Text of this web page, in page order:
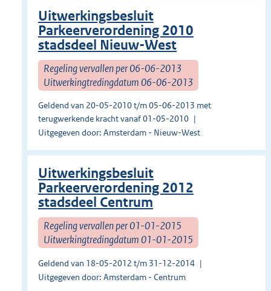
Uitwerkingsbesluit
Parkeerverordening 2010
stadsdeel Nieuw-West
Regeling vervallen per 06-06-2013
Uitwerkingtredingdatum 06-06-2013
Geldend van 20-05-2010 t/m 05-06-2013 met
terugwerkende kracht vanaf 01-05-2010
Uitgegeven door: Amsterdam - Nieuw-West
Uitwerkingsbesluit
Parkeerverordening 2012
stadsdeel Centrum
Regeling vervallen per 01-01-2015
Uitwerkingtredingdatum 01-01-2015
Geldend van 18-05-2012 t/m 31-12-2014
Uitgegeven door: Amsterdam - Centrum